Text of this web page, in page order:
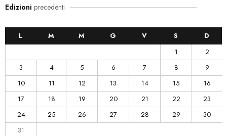
Edizioni precedenti
L M M G V S
D
1
2
3
4 5 6 7 8
9
10
11 12 13 14 15
16
17
18 19 20 21 22
23
24
25 26 27 28 29
30
31